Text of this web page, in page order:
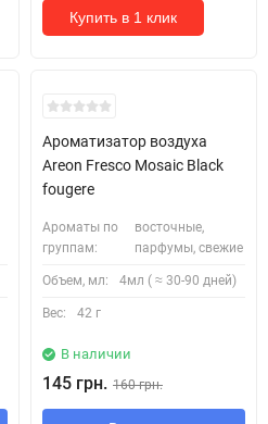
Купить в 1 клик
Ароматизатор воздуха
Areon Fresco Mosaic Black
fougere
Ароматы по
группам:
восточные,
парфумы, свежие
Объем, мл: 4мл ( ≈ 30-90 дней)
Вес: 42 г
В наличии
145 грн. 160 грн.